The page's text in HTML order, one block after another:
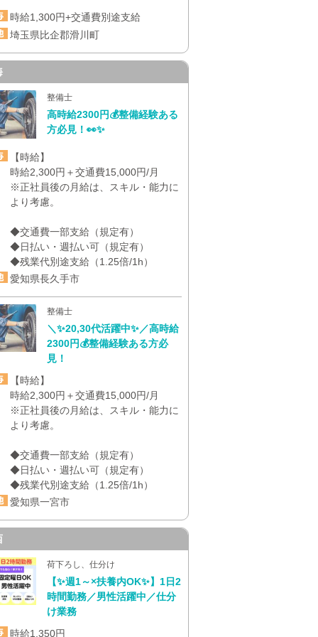
時給1,300円+交通費別途支給
埼玉県比企郡滑川町
整備士
高時給2300円💰整備経験ある
方必見！👀✨
【時給】
時給2,300円＋交通費15,000円/月
※正社員後の月給は、スキル・能力に
より考慮。
◆交通費一部支給（規定有）
◆日払い・週払い可（規定有）
◆残業代別途支給（1.25倍/1h）
愛知県長久手市
整備士
＼✨20,30代活躍中✨／高時給
2300円💰整備経験ある方必
見！
【時給】
時給2,300円＋交通費15,000円/月
※正社員後の月給は、スキル・能力に
より考慮。
◆交通費一部支給（規定有）
◆日払い・週払い可（規定有）
◆残業代別途支給（1.25倍/1h）
愛知県一宮市
荷下ろし、仕分け
【✨週1～×扶養内OK✨】1日2
時間勤務／男性活躍中／仕分
け業務
時給1,350円